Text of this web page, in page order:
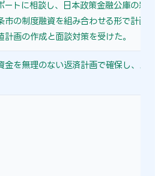
ートに相談し、日本政策金融公庫の新規
市の制度融資を組み合わせる形で計画を
計画の作成と面談対策を受けた。
金を無理のない返済計画で確保し、スム